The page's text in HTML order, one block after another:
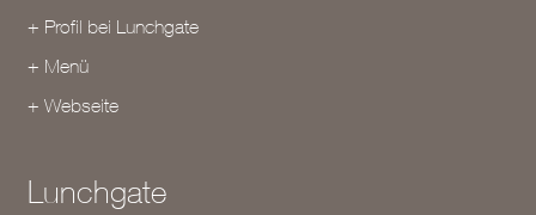
+ Profil bei Lunchgate
+ Menü
+ Webseite
Lunchgate